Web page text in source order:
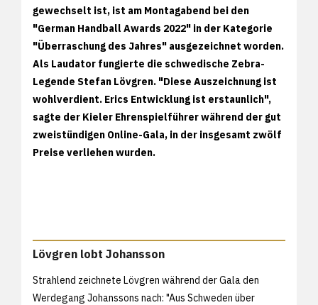
gewechselt ist, ist am Montagabend bei den
"German Handball Awards 2022" in der Kategorie
"Überraschung des Jahres" ausgezeichnet worden.
Als Laudator fungierte die schwedische Zebra-
Legende Stefan Lövgren. "Diese Auszeichnung ist
wohlverdient. Erics Entwicklung ist erstaunlich",
sagte der Kieler Ehrenspielführer während der gut
zweistündigen Online-Gala, in der insgesamt zwölf
Preise verliehen wurden.
Lövgren lobt Johansson
Strahlend zeichnete Lövgren während der Gala den
Werdegang Johanssons nach: "Aus Schweden über